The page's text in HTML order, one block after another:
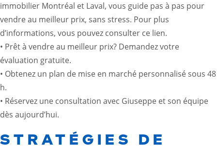
immobilier Montréal et Laval, vous guide pas à pas pour
vendre au meilleur prix, sans stress. Pour plus
d’informations, vous pouvez consulter ce lien.
• Prêt à vendre au meilleur prix? Demandez votre
évaluation gratuite.
• Obtenez un plan de mise en marché personnalisé sous 48
h.
• Réservez une consultation avec Giuseppe et son équipe
dès aujourd’hui.
STRATÉGIES DE